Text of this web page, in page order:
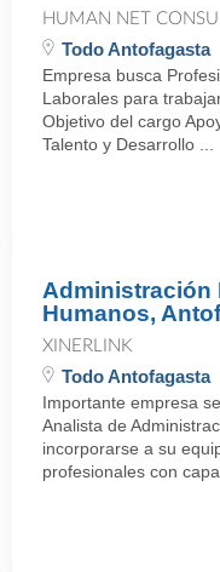
HUMAN NET
Todo Antofagasta
Empresa busca
Laborales para
Objetivo del cargo
Talento y Desarrollo ...
Administración
Humanos,
XINERLINK
Todo Antofagasta
Importante empresa
Analista de
incorporarse a su
profesionales con